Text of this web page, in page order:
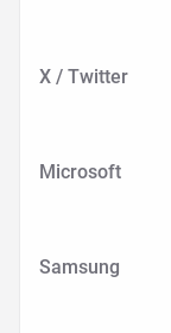
X / Twitter
Microsoft
Samsung